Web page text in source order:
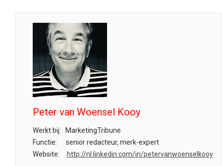
Peter van Woensel Kooy
Werkt bij:
MarketingTribune
Functie:
senior redacteur, merk-expert
Website:
http://nl.linkedin.com/in/petervanwoenselkooy